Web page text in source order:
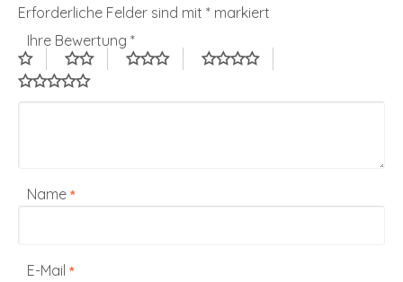
Erforderliche Felder sind mit * markiert
Ihre Bewertung *
Name *
E-Mail *